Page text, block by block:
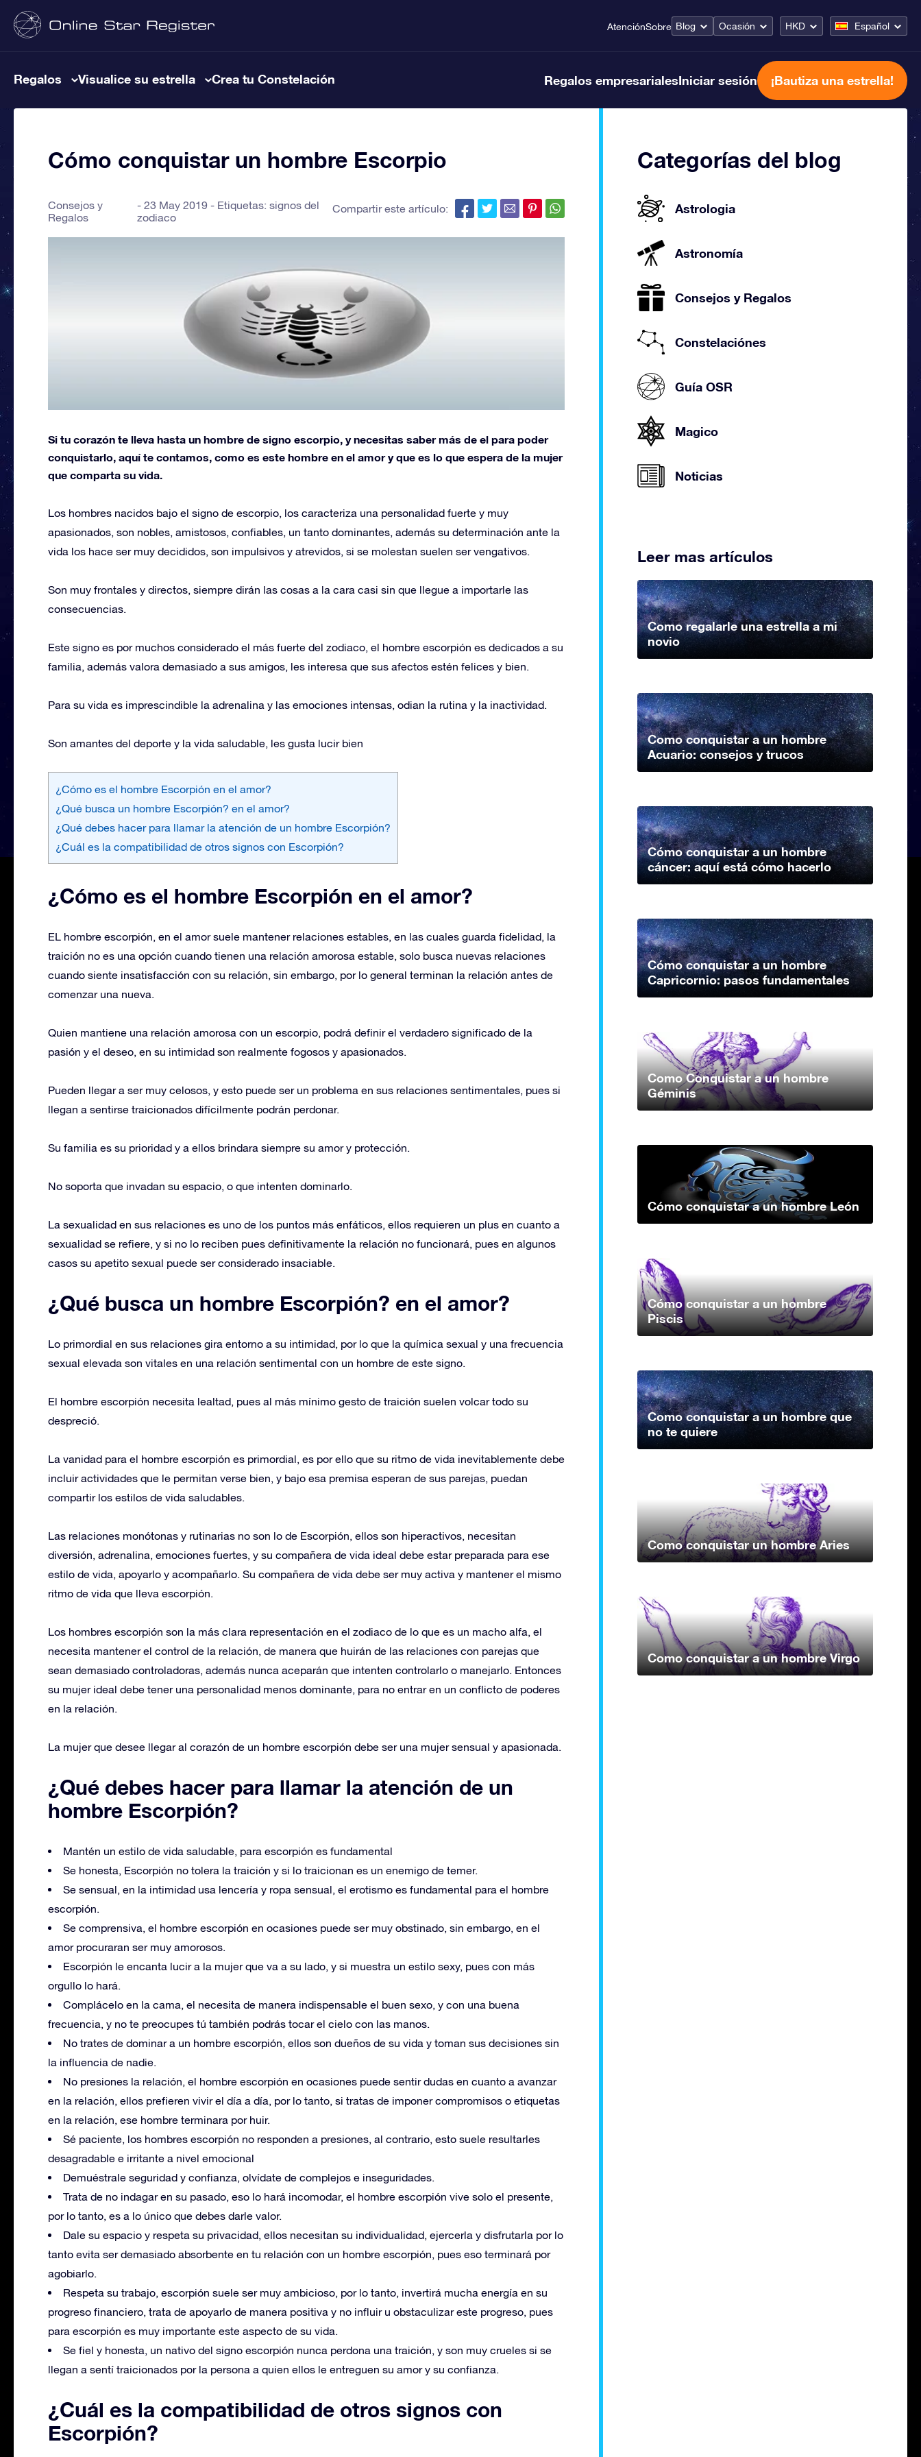
AtenciónSobre Blog Ocasión HKD Español
Regalos Visualice su estrella Crea tu Constelación Regalos empresarialesIniciar sesión ¡Bautiza una estrella!
Cómo conquistar un hombre Escorpio
Consejos y
Regalos
23 May 2019 - Etiquetas: signos del
zodiaco
Compartir este artículo:
Si tu corazón te lleva hasta un hombre de signo escorpio, y necesitas saber más de el para poder
conquistarlo, aquí te contamos, como es este hombre en el amor y que es lo que espera de la mujer
que comparta su vida.
Los hombres nacidos bajo el signo de escorpio, los caracteriza una personalidad fuerte y muy
apasionados, son nobles, amistosos, confiables, un tanto dominantes, además su determinación ante la
vida los hace ser muy decididos, son impulsivos y atrevidos, si se molestan suelen ser vengativos.
Son muy frontales y directos, siempre dirán las cosas a la cara casi sin que llegue a importarle las
consecuencias.
Este signo es por muchos considerado el más fuerte del zodiaco, el hombre escorpión es dedicados a su
familia, además valora demasiado a sus amigos, les interesa que sus afectos estén felices y bien.
Para su vida es imprescindible la adrenalina y las emociones intensas, odian la rutina y la inactividad.
Son amantes del deporte y la vida saludable, les gusta lucir bien
¿Cómo es el hombre Escorpión en el amor?
¿Qué busca un hombre Escorpión? en el amor?
¿Qué debes hacer para llamar la atención de un hombre Escorpión?
¿Cuál es la compatibilidad de otros signos con Escorpión?
¿Cómo es el hombre Escorpión en el amor?
EL hombre escorpión, en el amor suele mantener relaciones estables, en las cuales guarda fidelidad, la
traición no es una opción cuando tienen una relación amorosa estable, solo busca nuevas relaciones
cuando siente insatisfacción con su relación, sin embargo, por lo general terminan la relación antes de
comenzar una nueva.
Quien mantiene una relación amorosa con un escorpio, podrá definir el verdadero significado de la
pasión y el deseo, en su intimidad son realmente fogosos y apasionados.
Pueden llegar a ser muy celosos, y esto puede ser un problema en sus relaciones sentimentales, pues si
llegan a sentirse traicionados difícilmente podrán perdonar.
Su familia es su prioridad y a ellos brindara siempre su amor y protección.
No soporta que invadan su espacio, o que intenten dominarlo.
La sexualidad en sus relaciones es uno de los puntos más enfáticos, ellos requieren un plus en cuanto a
sexualidad se refiere, y si no lo reciben pues definitivamente la relación no funcionará, pues en algunos
casos su apetito sexual puede ser considerado insaciable.
¿Qué busca un hombre Escorpión? en el amor?
Lo primordial en sus relaciones gira entorno a su intimidad, por lo que la química sexual y una frecuencia
sexual elevada son vitales en una relación sentimental con un hombre de este signo.
El hombre escorpión necesita lealtad, pues al más mínimo gesto de traición suelen volcar todo su
despreció.
La vanidad para el hombre escorpión es primordial, es por ello que su ritmo de vida inevitablemente debe
incluir actividades que le permitan verse bien, y bajo esa premisa esperan de sus parejas, puedan
compartir los estilos de vida saludables.
Las relaciones monótonas y rutinarias no son lo de Escorpión, ellos son hiperactivos, necesitan
diversión, adrenalina, emociones fuertes, y su compañera de vida ideal debe estar preparada para ese
estilo de vida, apoyarlo y acompañarlo. Su compañera de vida debe ser muy activa y mantener el mismo
ritmo de vida que lleva escorpión.
Los hombres escorpión son la más clara representación en el zodiaco de lo que es un macho alfa, el
necesita mantener el control de la relación, de manera que huirán de las relaciones con parejas que
sean demasiado controladoras, además nunca aceparán que intenten controlarlo o manejarlo. Entonces
su mujer ideal debe tener una personalidad menos dominante, para no entrar en un conflicto de poderes
en la relación.
La mujer que desee llegar al corazón de un hombre escorpión debe ser una mujer sensual y apasionada.
¿Qué debes hacer para llamar la atención de un
hombre Escorpión?
Mantén un estilo de vida saludable, para escorpión es fundamental
Se honesta, Escorpión no tolera la traición y si lo traicionan es un enemigo de temer.
Se sensual, en la intimidad usa lencería y ropa sensual, el erotismo es fundamental para el hombre
escorpión.
Se comprensiva, el hombre escorpión en ocasiones puede ser muy obstinado, sin embargo, en el
amor procuraran ser muy amorosos.
Escorpión le encanta lucir a la mujer que va a su lado, y si muestra un estilo sexy, pues con más
orgullo lo hará.
Complácelo en la cama, el necesita de manera indispensable el buen sexo, y con una buena
frecuencia, y no te preocupes tú también podrás tocar el cielo con las manos.
No trates de dominar a un hombre escorpión, ellos son dueños de su vida y toman sus decisiones sin
la influencia de nadie.
No presiones la relación, el hombre escorpión en ocasiones puede sentir dudas en cuanto a avanzar
en la relación, ellos prefieren vivir el día a día, por lo tanto, si tratas de imponer compromisos o etiquetas
en la relación, ese hombre terminara por huir.
Sé paciente, los hombres escorpión no responden a presiones, al contrario, esto suele resultarles
desagradable e irritante a nivel emocional
Demuéstrale seguridad y confianza, olvídate de complejos e inseguridades.
Trata de no indagar en su pasado, eso lo hará incomodar, el hombre escorpión vive solo el presente,
por lo tanto, es a lo único que debes darle valor.
Dale su espacio y respeta su privacidad, ellos necesitan su individualidad, ejercerla y disfrutarla por lo
tanto evita ser demasiado absorbente en tu relación con un hombre escorpión, pues eso terminará por
agobiarlo.
Respeta su trabajo, escorpión suele ser muy ambicioso, por lo tanto, invertirá mucha energía en su
progreso financiero, trata de apoyarlo de manera positiva y no influir u obstaculizar este progreso, pues
para escorpión es muy importante este aspecto de su vida.
Se fiel y honesta, un nativo del signo escorpión nunca perdona una traición, y son muy crueles si se
llegan a sentí traicionados por la persona a quien ellos le entreguen su amor y su confianza.
¿Cuál es la compatibilidad de otros signos con
Escorpión?
Categorías del blog
Astrologia
Astronomía
Consejos y Regalos
Constelaciónes
Guía OSR
Magico
Noticias
Leer mas artículos
Como regalarle una estrella a mi
novio
Como conquistar a un hombre
Acuario: consejos y trucos
Cómo conquistar a un hombre
cáncer: aquí está cómo hacerlo
Cómo conquistar a un hombre
Capricornio: pasos fundamentales
Como Conquistar a un hombre
Géminis
Cómo conquistar a un hombre León
Cómo conquistar a un hombre
Piscis
Como conquistar a un hombre que
no te quiere
Como conquistar un hombre Aries
Como conquistar a un hombre Virgo